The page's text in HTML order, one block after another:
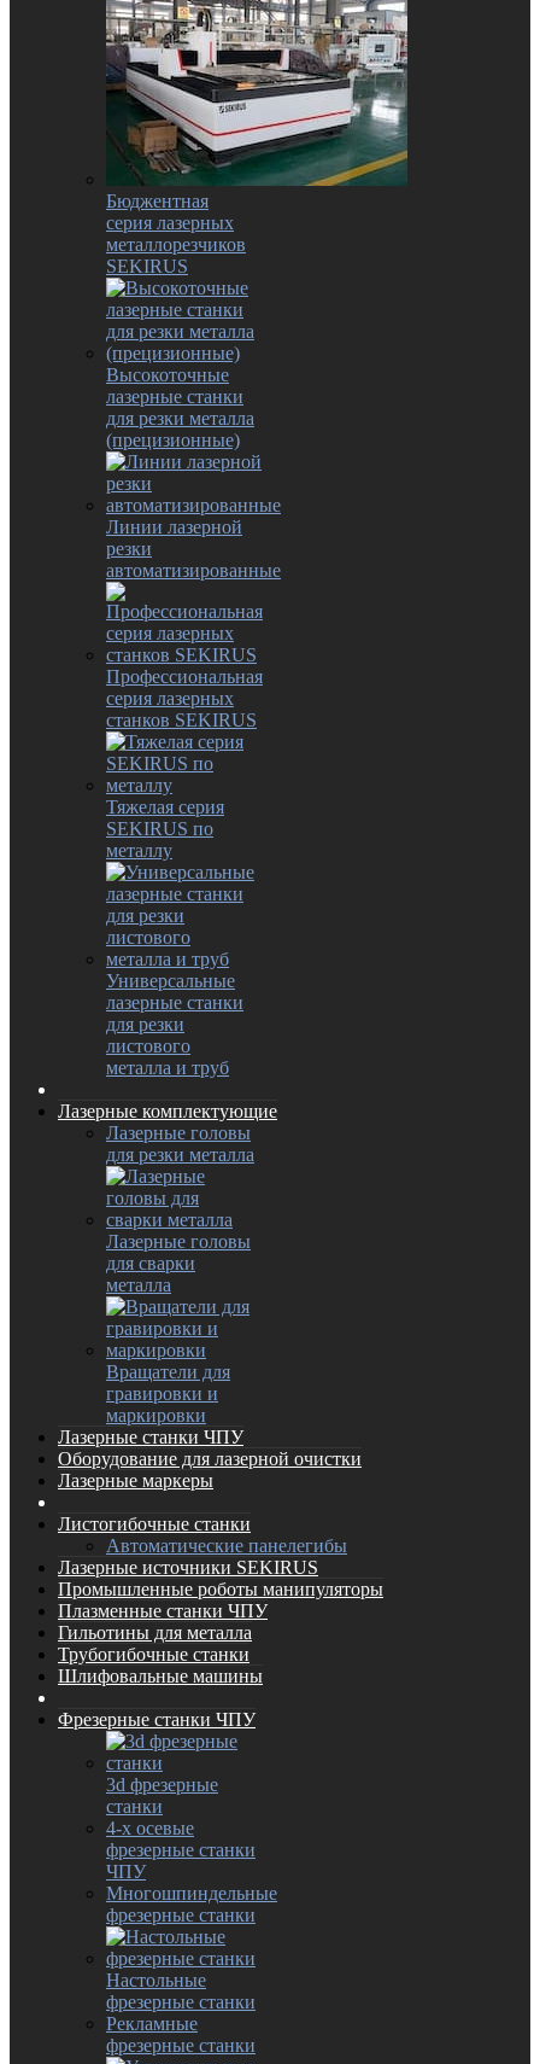
Бюджентная
серия лазерных
металлорезчиков
SEKIRUS
Высокоточные
лазерные станки
для резки металла
(прецизионные)
Линии лазерной
резки
автоматизированные
Профессиональная
серия лазерных
станков SEKIRUS
Тяжелая серия
SEKIRUS по
металлу
Универсальные
лазерные станки
для резки
листового
металла и труб
Лазерные комплектующие
Лазерные головы
для резки металла
Лазерные головы
для сварки
металла
Вращатели для
гравировки и
маркировки
Лазерные станки ЧПУ
Оборудование для лазерной очистки
Лазерные маркеры
Листогибочные станки
Автоматические панелегибы
Лазерные источники SEKIRUS
Промышленные роботы манипуляторы
Плазменные станки ЧПУ
Гильотины для металла
Трубогибочные станки
Шлифовальные машины
Фрезерные станки ЧПУ
3d фрезерные
станки
4-х осевые
фрезерные станки
ЧПУ
Многошпиндельные
фрезерные станки
Настольные
фрезерные станки
Рекламные
фрезерные станки